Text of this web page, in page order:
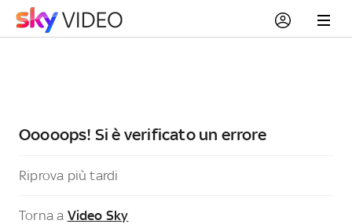
Ooooops! Si è verificato un errore
Riprova più tardi
Torna a Video Sky